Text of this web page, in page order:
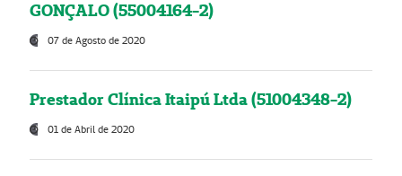
GONÇALO (55004164-2)
07 de Agosto de 2020
Prestador Clínica Itaipú Ltda (51004348-2)
01 de Abril de 2020